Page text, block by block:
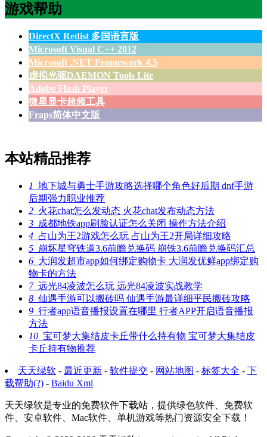
游戏帮助
DirectX Redist 多国语言版
Microsoft Visual C++ 2012
Microsoft .NET Framework 4.5
虚拟光驱DAEMON Tools Lite
Adobe Flash Player
微星显卡超频工具
Fraps简体中文版
本站精品推荐
1 地下城与勇士手游攻略选择哪个角色好后期 dnf手游
后期强力职业推荐
2 火花chat怎么发动态 火花chat发布动态方法
3 成都地铁app刷脸认证怎么关闭 操作方法介绍
4 占山为王2游戏怎么玩 占山为王2开局详细攻略
5 崩坏星穹铁道3.6前瞻兑换码 崩铁3.6前瞻兑换码汇总
6 大润发超市app如何绑定购物卡 大润发优鲜app绑定购
物卡的方法
7远光84凌波怎么玩 远光84凌波实战教学
8 仙遇手游可以搬砖吗 仙遇手游最详细平民搬砖攻略
9 行者app语音播报设置在哪里 行者APP开启语音播报
方法
10 宝可梦大集结皮卡丘带什么持有物 宝可梦大集结皮
卡丘持有物推荐
天天绿软 - 最近更新 - 软件提交 - 网站地图 - 标签大全 - 下
载帮助(?) - Baidu Xml
天天绿软是专业的免费软件下载站，提供绿色软件、免费软
件、安卓软件、Mac软件、单机游戏等热门资源安全下载！